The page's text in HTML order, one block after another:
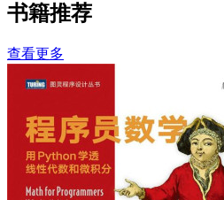
书籍推荐
查看更多